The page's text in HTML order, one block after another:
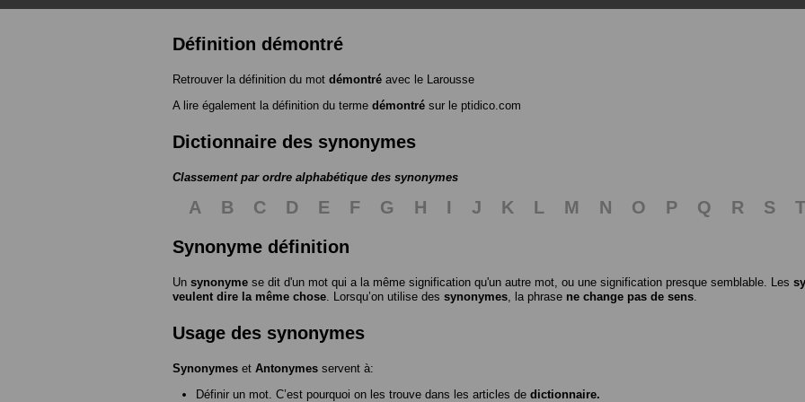
Définition démontré
Retrouver la définition du mot démontré avec le Larousse
A lire également la définition du terme démontré sur le ptidico.com
Dictionnaire des synonymes
Classement par ordre alphabétique des synonymes
A B C D E F G H I J K L M N O P Q R S
T
Synonyme définition
Un synonyme se dit d'un mot qui a la même signification qu'un autre mot, ou une signification presque semblable. Les
veulent dire la même chose . Lorsqu’on utilise des synonymes , la phrase ne change pas de sens
Usage des synonymes
Synonymes et Antonymes servent à:
Définir un mot. C’est pourquoi on les trouve dans les articles de dictionnaire.